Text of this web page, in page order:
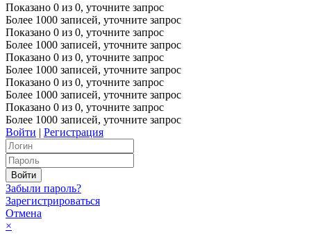
Показано 0 из 0, уточните запрос
Более 1000 записей, уточните запрос
Показано 0 из 0, уточните запрос
Более 1000 записей, уточните запрос
Показано 0 из 0, уточните запрос
Более 1000 записей, уточните запрос
Показано 0 из 0, уточните запрос
Более 1000 записей, уточните запрос
Показано 0 из 0, уточните запрос
Более 1000 записей, уточните запрос
Войти | Регистрация
Забыли пароль?
Зарегистрироваться
Отмена
×